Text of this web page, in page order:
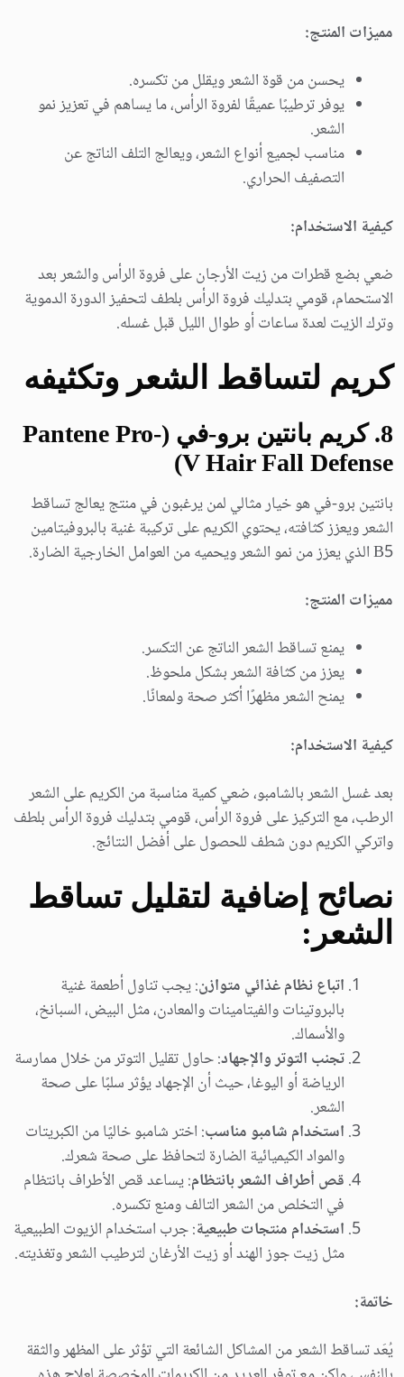
مميزات المنتج:
يحسن من قوة الشعر ويقلل من تكسره.
يوفر ترطيبًا عميقًا لفروة الرأس، ما يساهم في تعزيز نمو
الشعر.
مناسب لجميع أنواع الشعر، ويعالج التلف الناتج عن
التصفيف الحراري.
كيفية الاستخدام:
ضعي بضع قطرات من زيت الأرجان على فروة الرأس والشعر بعد
الاستحمام، قومي بتدليك فروة الرأس بلطف لتحفيز الدورة الدموية
وترك الزيت لعدة ساعات أو طوال الليل قبل غسله.
كريم لتساقط الشعر وتكثيفه
8
. كريم بانتين برو-في (Pantene Pro-
V Hair Fall Defense)
بانتين برو-في هو خيار مثالي لمن يرغبون في منتج يعالج تساقط
الشعر ويعزز كثافته، يحتوي الكريم على تركيبة غنية بالبروفيتامين
B5 الذي يعزز من نمو الشعر ويحميه من العوامل الخارجية الضارة.
مميزات المنتج:
يمنع تساقط الشعر الناتج عن التكسر.
يعزز من كثافة الشعر بشكل ملحوظ.
يمنح الشعر مظهرًا أكثر صحة ولمعانًا.
كيفية الاستخدام:
بعد غسل الشعر بالشامبو، ضعي كمية مناسبة من الكريم على الشعر
الرطب، مع التركيز على فروة الرأس، قومي بتدليك فروة الرأس بلطف
واتركي الكريم دون شطف للحصول على أفضل النتائج.
نصائح إضافية لتقليل تساقط
الشعر:
اتباع نظام غذائي متوازن: يجب تناول أطعمة غنية
بالبروتينات والفيتامينات والمعادن، مثل البيض، السبانخ،
والأسماك.
تجنب التوتر والإجهاد: حاول تقليل التوتر من خلال ممارسة
الرياضة أو اليوغا، حيث أن الإجهاد يؤثر سلبًا على صحة
الشعر.
استخدام شامبو مناسب: اختر شامبو خاليًا من الكبريتات
والمواد الكيميائية الضارة لتحافظ على صحة شعرك.
قص أطراف الشعر بانتظام: يساعد قص الأطراف بانتظام
في التخلص من الشعر التالف ومنع تكسره.
استخدام منتجات طبيعية: جرب استخدام الزيوت الطبيعية
مثل زيت جوز الهند أو زيت الأرغان لترطيب الشعر وتغذيته.
خاتمة:
يُعَد تساقط الشعر من المشاكل الشائعة التي تؤثر على المظهر والثقة